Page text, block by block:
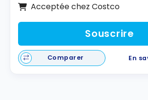
Acceptée chez Costco
Souscrire
Comparer En